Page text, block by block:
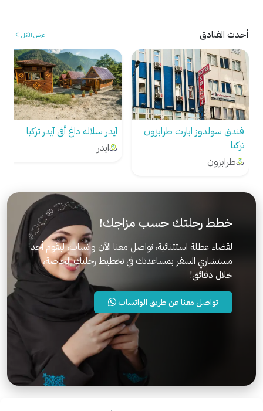
أحدث الفنادق عرض الكل
فندق سولدوز ابارت طرابزون
تركيا
طرابزون
آيدر سلاله داغ أفي آيدر تركيا
ايدر
خطط رحلتك حسب مزاجك!
لقضاء عطلة استثنائية، تواصل معنا الآن واتساب، ليقوم أحد
مستشاري السفر بمساعدتك في تخطيط رحلتك الخاصة،
خلال دقائق!
تواصل معنا عن طريق الواتساب